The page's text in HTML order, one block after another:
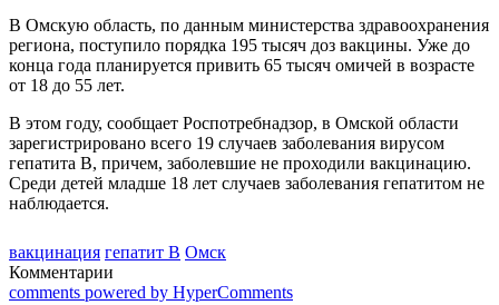
В Омскую область, по данным министерства здравоохранения
региона, поступило порядка 195 тысяч доз вакцины. Уже до
конца года планируется привить 65 тысяч омичей в возрасте
от 18 до 55 лет.
В этом году, сообщает Роспотребнадзор, в Омской области
зарегистрировано всего 19 случаев заболевания вирусом
гепатита B, причем, заболевшие не проходили вакцинацию.
Среди детей младше 18 лет случаев заболевания гепатитом не
наблюдается.
вакцинация гепатит B Омск
Комментарии
comments powered by HyperComments